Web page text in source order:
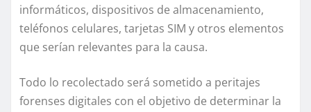
informáticos, dispositivos de almacenamiento,
teléfonos celulares, tarjetas SIM y otros elementos
que serían relevantes para la causa.
Todo lo recolectado será sometido a peritajes
forenses digitales con el objetivo de determinar la